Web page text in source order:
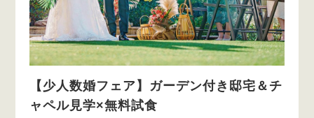
【少人数婚フェア】ガーデン付き邸宅＆チ
ャペル見学×無料試食